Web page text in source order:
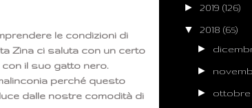
le condizioni di
Zina ci saluta con un certo
il suo gatto nero.
perché questo
dalle nostre comodità di
► 2019 (126)
▼ 2018 (65)
►
►
►